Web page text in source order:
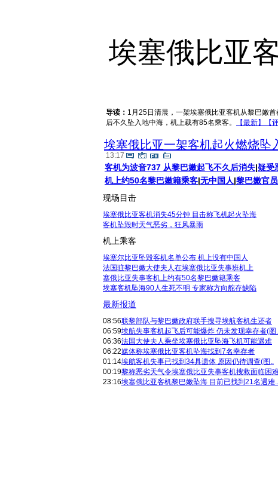
埃塞俄比亚
导读： 1月25日清晨，一架埃塞俄比亚客机从黎巴嫩
后不久坠入地中海，机上载有85名乘客。
【最新】 【
埃塞俄比亚一架客机起火燃烧坠
13:17
客机为波音737 从黎巴嫩起飞不久后消失|疑受
机上约50名黎巴嫩籍乘客|无中国人|黎巴嫩官
现场目击
埃塞俄比亚客机消失45分钟 目击称飞机起火坠海
客机坠毁时天气恶劣，狂风暴雨
机上乘客
埃塞尔比亚坠毁客机名单公布 机上没有中国人
法国驻黎巴嫩大使夫人在埃塞俄比亚失事班机上
塞俄比亚失事客机上约有50名黎巴嫩籍乘客
埃塞客机坠海90人生死不明 专家称方向舵存缺陷
最新报道
08:56联黎部队与黎巴嫩政府联手搜寻埃航客机生还者
06:59埃航失事客机起飞后可能爆炸 仍未发现幸存者(图
06:36法国大使夫人乘坐埃塞俄比亚坠海飞机可能遇难
06:22媒体称埃塞俄比亚客机坠海找到7名幸存者
01:14埃航客机失事已找到34具遗体 原因仍待调查(图..
00:19黎称恶劣天气令埃塞俄比亚失事客机搜救面临困
23:16埃塞俄比亚客机黎巴嫩坠海 目前已找到21名遇难..